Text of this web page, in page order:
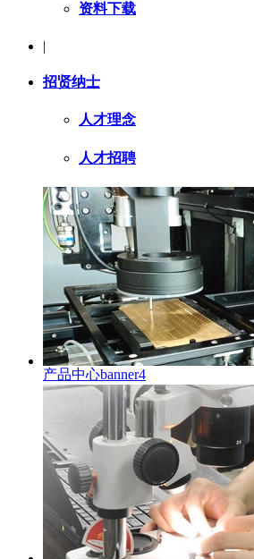
资料下载
|
招贤纳士
人才理念
人才招聘
产品中心banner4